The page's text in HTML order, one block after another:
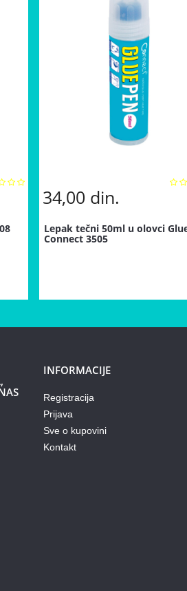
34,00 din.
Lepak tečni 50ml u olovci
Connect 3505
INFORMACIJE
Registracija
Prijava
Sve o kupovini
Kontakt